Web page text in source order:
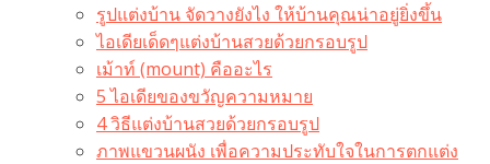
รูปแต่งบ้าน จัดวางยังไง ให้บ้านคุณน่าอยู่ยิ่งขึ้น
ไอเดียเด็ดๆแต่งบ้านสวยด้วยกรอบรูป
เม้าท์ (mount) คืออะไร​
5 ไอเดียของขวัญความหมาย
4 วิธีแต่งบ้านสวยด้วยกรอบรูป
ภาพแขวนผนัง เพื่อความประทับใจในการตกแต่ง